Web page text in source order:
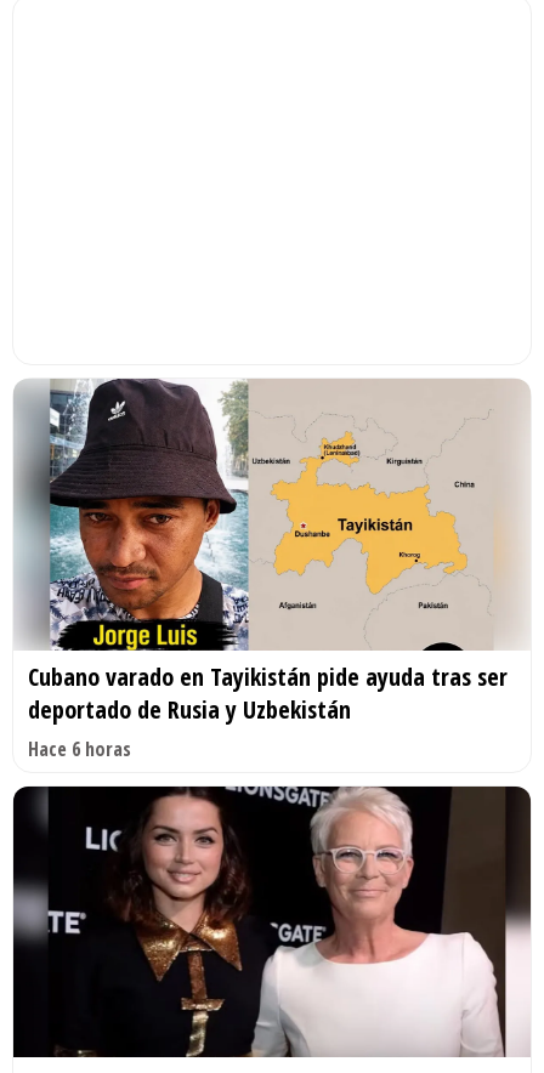
Cubano varado en Tayikistán pide ayuda tras ser
deportado de Rusia y Uzbekistán
Hace 6 horas